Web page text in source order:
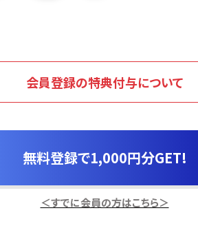
会員登録の特典付与について
無料登録で1,000円分GET!
＜すでに会員の方はこちら＞